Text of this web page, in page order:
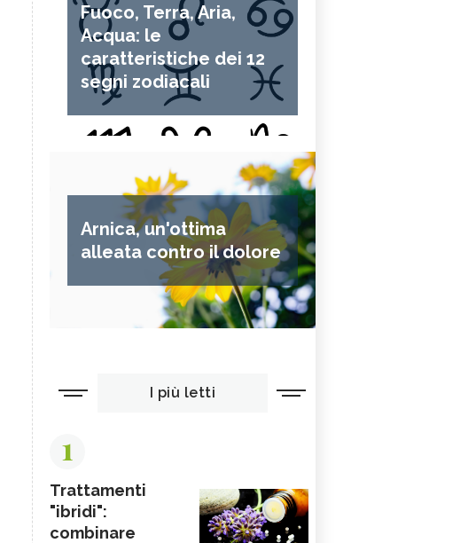
Fuoco, Terra, Aria,
Acqua: le
caratteristiche dei 12
segni zodiacali
Arnica, un'ottima
alleata contro il dolore
I più letti
1
Trattamenti
"ibridi":
combinare